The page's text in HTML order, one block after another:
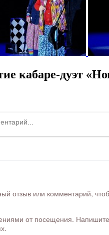
кабаре-дуэт
отзыв или комментарий,
от посещения.